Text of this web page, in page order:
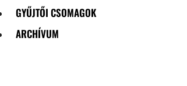
GYŰJTŐI CSOMAGOK
ARCHÍVUM